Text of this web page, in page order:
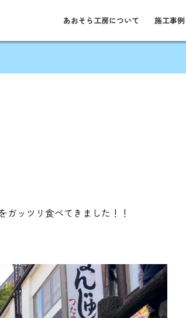
あおそら工房について 施工事例
ガッツリ食べてきました！！